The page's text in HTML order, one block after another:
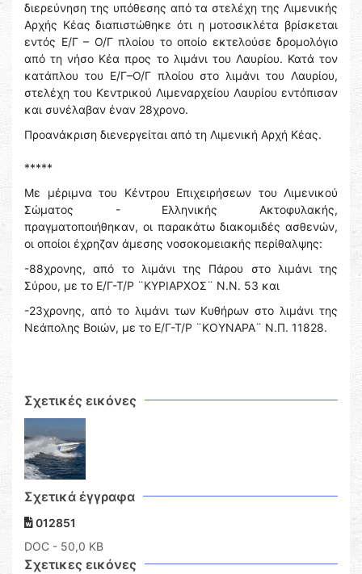
διερεύνηση της υπόθεσης από τα στελέχη της Λιμενικής
Αρχής Κέας διαπιστώθηκε ότι η μοτοσικλέτα βρίσκεται
εντός Ε/Γ – Ο/Γ πλοίου το οποίο εκτελούσε δρομολόγιο
από τη νήσο Κέα προς το λιμάνι του Λαυρίου. Κατά τον
κατάπλου του Ε/Γ–Ο/Γ πλοίου στο λιμάνι του Λαυρίου,
στελέχη του Κεντρικού Λιμεναρχείου Λαυρίου εντόπισαν
και συνέλαβαν έναν 28χρονο.
Προανάκριση διενεργείται από τη Λιμενική Αρχή Κέας.
*****
Με μέριμνα του Κέντρου Επιχειρήσεων του Λιμενικού
Σώματος - Ελληνικής Ακτοφυλακής,
πραγματοποιήθηκαν, οι παρακάτω διακομιδές ασθενών,
οι οποίοι έχρηζαν άμεσης νοσοκομειακής περίθαλψης:
-88χρονης, από το λιμάνι της Πάρου στο λιμάνι της
Σύρου, με το Ε/Γ-Τ/Ρ ¨ΚΥΡΙΑΡΧΟΣ¨ Ν.Ν. 53 και
-23χρονης, από το λιμάνι των Κυθήρων στο λιμάνι της
Νεάπολης Βοιών, με το Ε/Γ-Τ/Ρ ¨ΚΟΥΝΑΡΑ¨ Ν.Π. 11828.
Σχετικές εικόνες
Σχετικά έγγραφα
012851
DOC - 50,0 KB
Σχετικες εικόνες